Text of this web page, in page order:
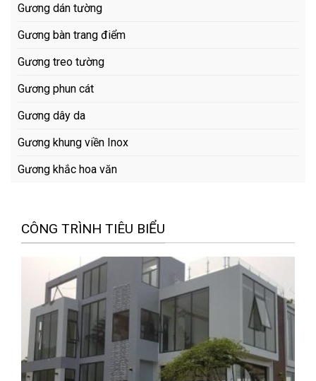
Gương dán tường
Gương bàn trang điểm
Gương treo tường
Gương phun cát
Gương dây da
Gương khung viền Inox
Gương khắc hoa văn
CÔNG TRÌNH TIÊU BIỂU